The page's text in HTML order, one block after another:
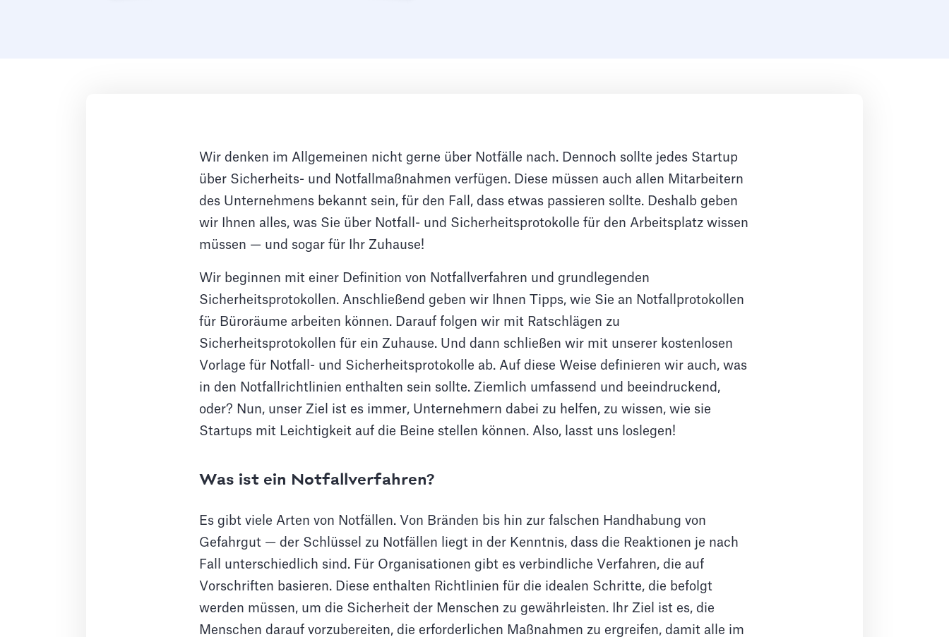
Wir denken im Allgemeinen nicht gerne über Notfälle nach. Dennoch sollte jedes Startup
über Sicherheits- und Notfallmaßnahmen verfügen. Diese müssen auch allen Mitarbeitern
des Unternehmens bekannt sein, für den Fall, dass etwas passieren sollte. Deshalb geben
wir Ihnen alles, was Sie über Notfall- und Sicherheitsprotokolle für den Arbeitsplatz wissen
müssen — und sogar für Ihr Zuhause!
Wir beginnen mit einer Definition von Notfallverfahren und grundlegenden
Sicherheitsprotokollen. Anschließend geben wir Ihnen Tipps, wie Sie an Notfallprotokollen
für Büroräume arbeiten können. Darauf folgen wir mit Ratschlägen zu
Sicherheitsprotokollen für ein Zuhause. Und dann schließen wir mit unserer kostenlosen
Vorlage für Notfall- und Sicherheitsprotokolle ab. Auf diese Weise definieren wir auch, was
in den Notfallrichtlinien enthalten sein sollte. Ziemlich umfassend und beeindruckend,
oder? Nun, unser Ziel ist es immer, Unternehmern dabei zu helfen, zu wissen, wie sie
Startups mit Leichtigkeit auf die Beine stellen können. Also, lasst uns loslegen!
Was ist ein Notfallverfahren?
Es gibt viele Arten von Notfällen. Von Bränden bis hin zur falschen Handhabung von
Gefahrgut — der Schlüssel zu Notfällen liegt in der Kenntnis, dass die Reaktionen je nach
Fall unterschiedlich sind. Für Organisationen gibt es verbindliche Verfahren, die auf
Vorschriften basieren. Diese enthalten Richtlinien für die idealen Schritte, die befolgt
werden müssen, um die Sicherheit der Menschen zu gewährleisten. Ihr Ziel ist es, die
Menschen darauf vorzubereiten, die erforderlichen Maßnahmen zu ergreifen, damit alle im